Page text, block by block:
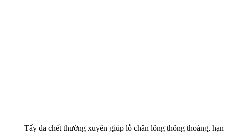
Tẩy da chết thường xuyên giúp lỗ chân lông thông thoáng,